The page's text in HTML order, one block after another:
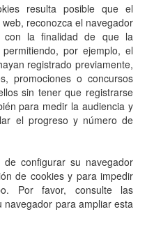
resulta posible que el
reconozca el navegador
la finalidad de que la
por ejemplo, el
registrado previamente,
promociones o concursos
sin tener que registrarse
para medir la audiencia y
el progreso y número de
configurar su navegador
de cookies y para impedir
Por favor, consulte las
para ampliar esta